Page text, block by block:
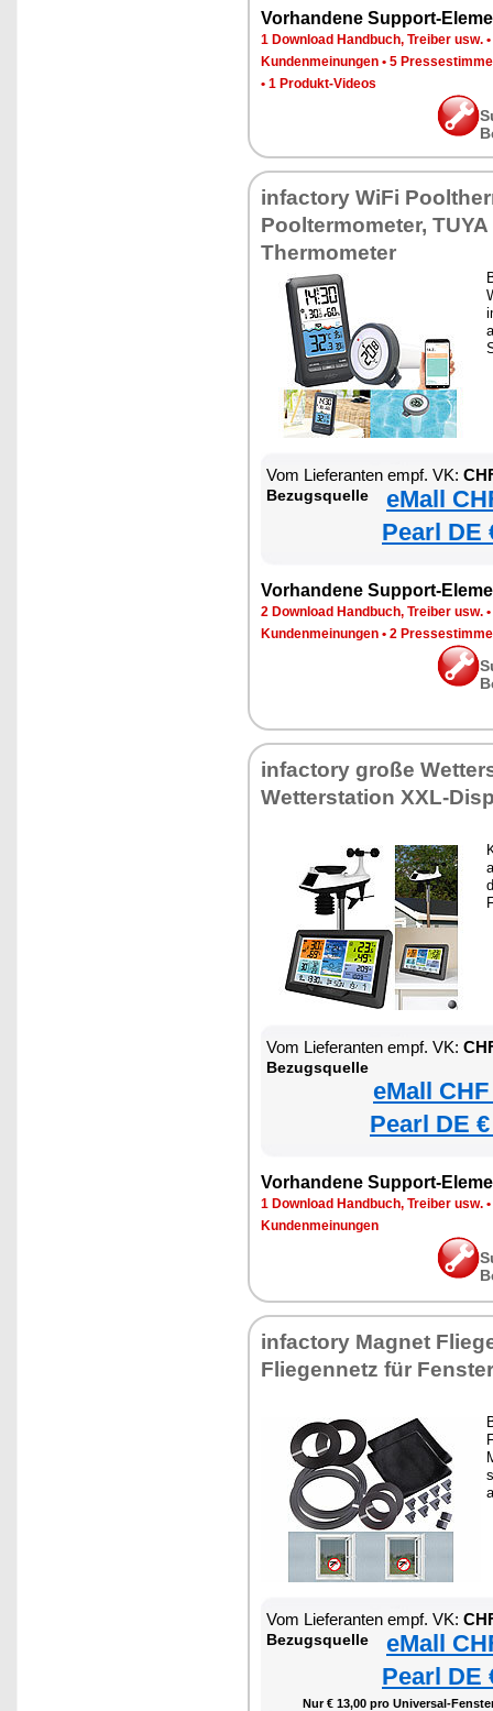
Vorhandene Support-
1 Download Handbuch, Treiber usw. •
Kundenmeinungen • 5
• 1 Produkt-Videos
infactory WiFi
Pooltermometer,
Thermometer
Vom Lieferanten empf. VK:
Bezugsquelle
eMall
Pearl DE
Vorhandene Support-
2 Download Handbuch, Treiber usw. •
Kundenmeinungen • 2
infactory große
Wetterstation XXL-
Vom Lieferanten empf. VK:
Bezugsquelle
eMall
Pearl DE
Vorhandene Support-
1 Download Handbuch, Treiber usw. •
Kundenmeinungen
infactory Magnet
Fliegennetz für Fenster
Vom Lieferanten empf. VK:
Bezugsquelle
eMall
Pearl DE
Nur € 13,00 pro Universal-